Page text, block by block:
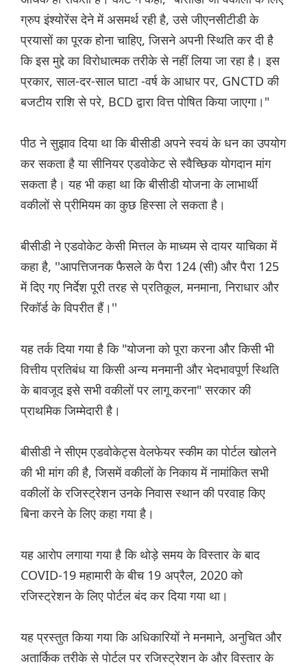
ग्रुप इंश्योरेंस देने में असमर्थ रही है, उसे जीएनसीटीडी के
प्रयासों का पूरक होना चाहिए, जिसने अपनी स्थिति कर दी है
कि इस मुद्दे का विरोधात्मक तरीके से नहीं लिया जा रहा है। इस
प्रकार, साल-दर-साल घाटा -वर्ष के आधार पर, GNCTD की
बजटीय राशि से परे, BCD द्वारा वित्त पोषित किया जाएगा।"
पीठ ने सुझाव दिया था कि बीसीडी अपने स्वयं के धन का उपयोग
कर सकता है या सीनियर एडवोकेट से स्वैच्छिक योगदान मांग
सकता है। यह भी कहा था कि बीसीडी योजना के लाभार्थी
वकीलों से प्रीमियम का कुछ हिस्सा ले सकता है।
बीसीडी ने एडवोकेट केसी मित्तल के माध्यम से दायर याचिका में
कहा है, ''आपत्तिजनक फैसले के पैरा 124 (सी) और पैरा 125
में दिए गए निर्देश पूरी तरह से प्रतिकूल, मनमाना, निराधार और
रिकॉर्ड के विपरीत हैं।''
यह तर्क दिया गया है कि "योजना को पूरा करना और किसी भी
वित्तीय प्रतिबंध या किसी अन्य मनमानी और भेदभावपूर्ण स्थिति
के बावजूद इसे सभी वकीलों पर लागू करना" सरकार की
प्राथमिक जिम्मेदारी है।
बीसीडी ने सीएम एडवोकेट्स वेलफेयर स्कीम का पोर्टल खोलने
की भी मांग की है, जिसमें वकीलों के निकाय में नामांकित सभी
वकीलों के रजिस्ट्रेशन उनके निवास स्थान की परवाह किए
बिना करने के लिए कहा गया है।
यह आरोप लगाया गया है कि थोड़े समय के विस्तार के बाद
COVID-19 महामारी के बीच 19 अप्रैल, 2020 को
रजिस्ट्रेशन के लिए पोर्टल बंद कर दिया गया था।
यह प्रस्तुत किया गया कि अधिकारियों ने मनमाने, अनुचित और
अतार्किक तरीके से पोर्टल पर रजिस्ट्रेशन के और विस्तार के